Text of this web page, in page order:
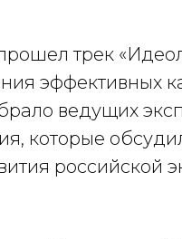
трек
эффективных
ведущих
которые
российской